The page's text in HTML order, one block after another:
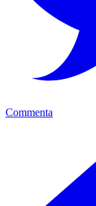
Commenta